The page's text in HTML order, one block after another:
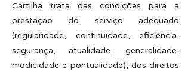
Cartilha trata das condições para a
prestação do serviço adequado
(regularidade, continuidade, eficiência,
segurança, atualidade, generalidade,
modicidade e pontualidade), dos direitos